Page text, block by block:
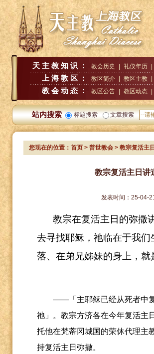
天主教知识： 教会历史 礼仪年历
上海教区： 教区简介 教区主教
教会动态： 教区公告 教区动态
站内搜索 标题搜索 文章搜索
您现在的位置：首页 >普世教会 > 教宗复活主
教宗复活主日讲
发表时间：25-04-
教宗在复活主日的弥撒
去寻找耶稣，祂临在于我们
落、在弟兄姊妹的身上，就
——「主耶稣已经从死者中
祂」。教宗方济各在今年复活主
托他在梵蒂冈城国的荣休代理主
持复活主日弥撒。